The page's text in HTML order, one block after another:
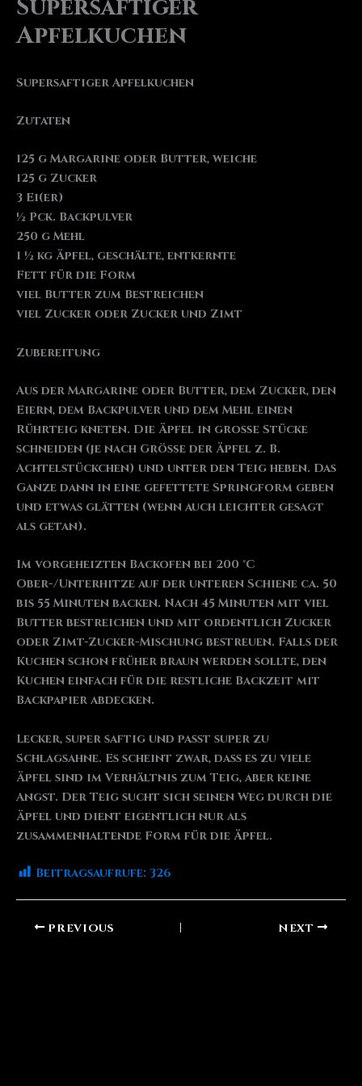
Supersaftiger
Apfelkuchen
Supersaftiger Apfelkuchen
Zutaten
125 g Margarine oder Butter, weiche
125 g Zucker
3 Ei(er)
½ Pck. Backpulver
250 g Mehl
1 ½ kg Äpfel, geschälte, entkernte
Fett für die Form
viel Butter zum Bestreichen
viel Zucker oder Zucker und Zimt
Zubereitung
Aus der Margarine oder Butter, dem Zucker, den
Eiern, dem Backpulver und dem Mehl einen
Rührteig kneten. Die Äpfel in große Stücke
schneiden (je nach Größe der Äpfel z. B.
Achtelstückchen) und unter den Teig heben. Das
Ganze dann in eine gefettete Springform geben
und etwas glätten (wenn auch leichter gesagt
als getan).
Im vorgeheizten Backofen bei 200 °C
Ober-/Unterhitze auf der unteren Schiene ca. 50
bis 55 Minuten backen. Nach 45 Minuten mit viel
Butter bestreichen und mit ordentlich Zucker
oder Zimt-Zucker-Mischung bestreuen. Falls der
Kuchen schon früher braun werden sollte, den
Kuchen einfach für die restliche Backzeit mit
Backpapier abdecken.
Lecker, super saftig und passt super zu
Schlagsahne. Es scheint zwar, dass es zu viele
Äpfel sind im Verhältnis zum Teig, aber keine
Angst. Der Teig sucht sich seinen Weg durch die
Äpfel und dient eigentlich nur als
zusammenhaltende Form für die Äpfel.
Beitragsaufrufe: 326
PREVIOUS NEXT